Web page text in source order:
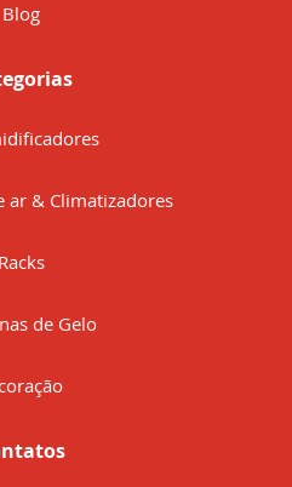
Blog
ar & Climatizadores
Racks
de Gelo